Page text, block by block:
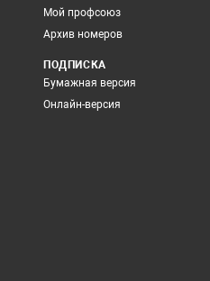
Мой профсоюз
Архив номеров
ПОДПИСКА
Бумажная версия
Онлайн-версия